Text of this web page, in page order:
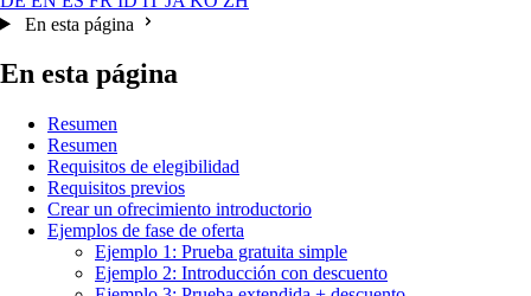
En esta página
En esta página
Resumen
Resumen
Requisitos de elegibilidad
Requisitos previos
Crear un ofrecimiento introductorio
Ejemplos de fase de oferta
Ejemplo 1: Prueba gratuita simple
Ejemplo 2: Introducción con descuento